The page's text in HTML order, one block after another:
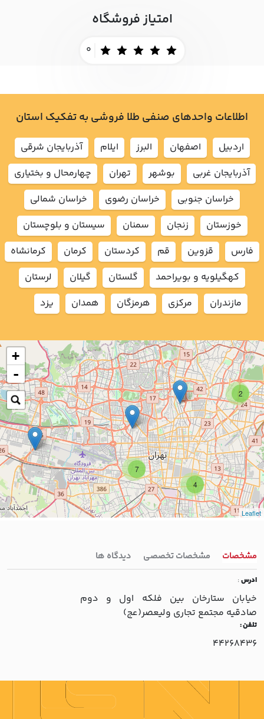
امتیاز فروشگاه
0
7
2
4
+
-
Leaflet
اطلاعات واحدهای صنفی طلا فروشی به تفکیک استان
اردبيل اصفهان البرز ايلام
آذربايجان شرقي
آذربايجان غربي
بوشهر تهران
چهارمحال و بختياري
خراسان جنوبي
خراسان رضوي
خراسان شمالي
خوزستان
زنجان سمنان
سيستان و بلوچستان
فارس
قزوين قم كردستان كرمان
كرمانشاه
كهگيلويه و بويراحمد
گلستان گيلان
لرستان
مازندران
مركزي هرمزگان همدان يزد
مشخصات مشخصات تخصصی دیدگاه ها
ادرس:
خيابان ستارخان بين فلکه اول و دوم
صادقيه مجتمع تجاري وليعصر(عج)
تلفن :
44268436